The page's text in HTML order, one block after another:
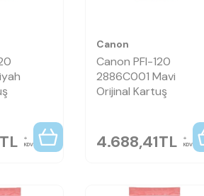
TL KDV
Canon
Canon PFI-120
2886C001 Mavi
Orijinal Kartuş
4.688,41TL KDV